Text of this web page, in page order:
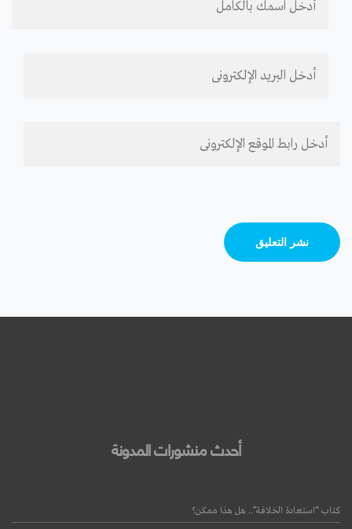
أحدث منشورات المدونة
كتاب “استعادة الخلافة”.. هل هذا ممكن؟